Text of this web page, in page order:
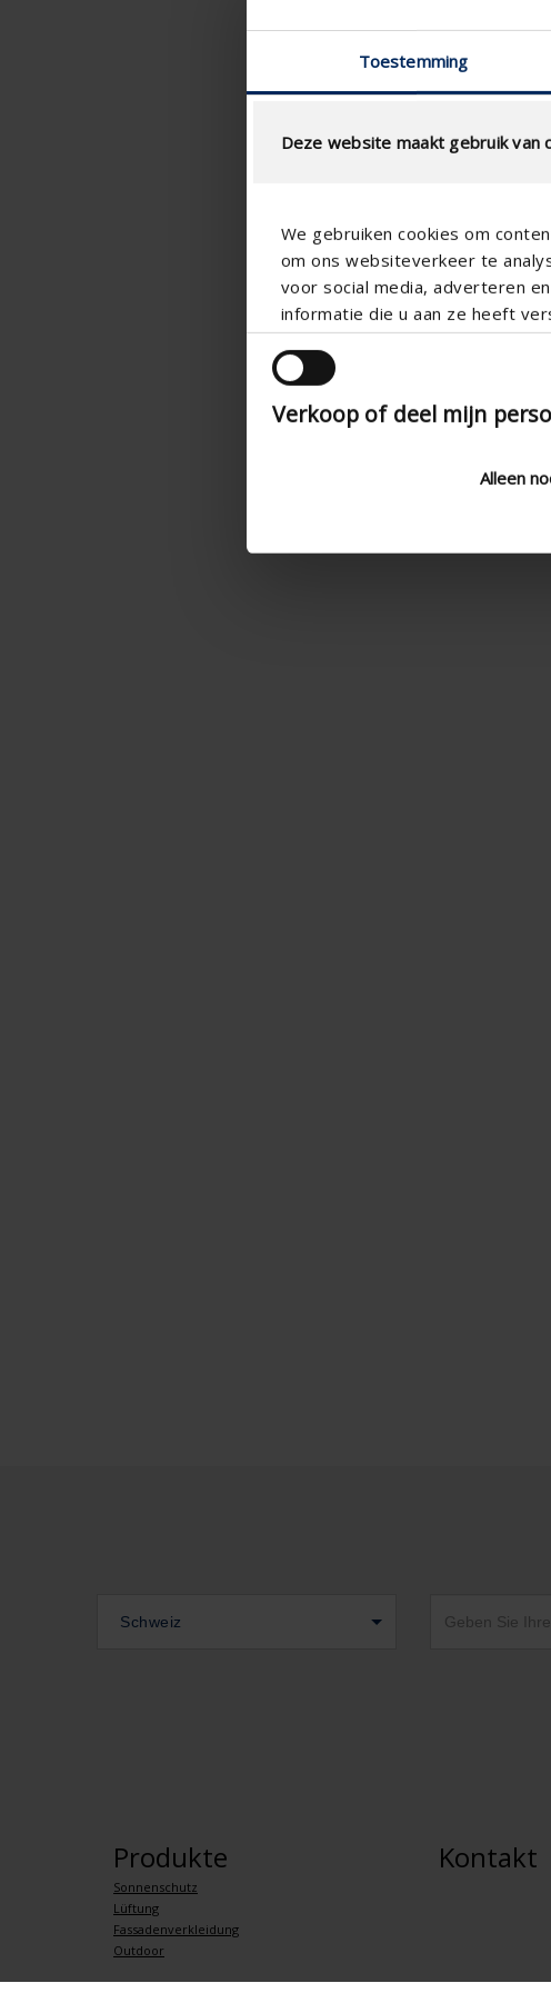
Toestemming
Deze website maakt gebruik van
We gebruiken cookies om
om ons websiteverkeer te
voor social media, adverteren
informatie die u aan ze heeft
Verkoop of deel mijn
Alleen
Schweiz
Produkte
Sonnenschutz
Lüftung
Fassadenverkleidung
Outdoor
Kontakt